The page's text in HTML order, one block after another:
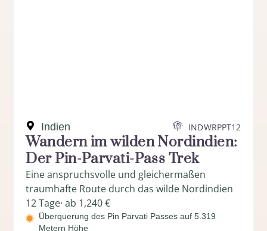
Indien INDWRPPT12
Wandern im wilden Nordindien:
Der Pin-Parvati-Pass Trek
Eine anspruchsvolle und gleichermaßen
traumhafte Route durch das wilde Nordindien
12 Tage· ab 1,240 €
Überquerung des Pin Parvati Passes auf 5.319
Metern Höhe